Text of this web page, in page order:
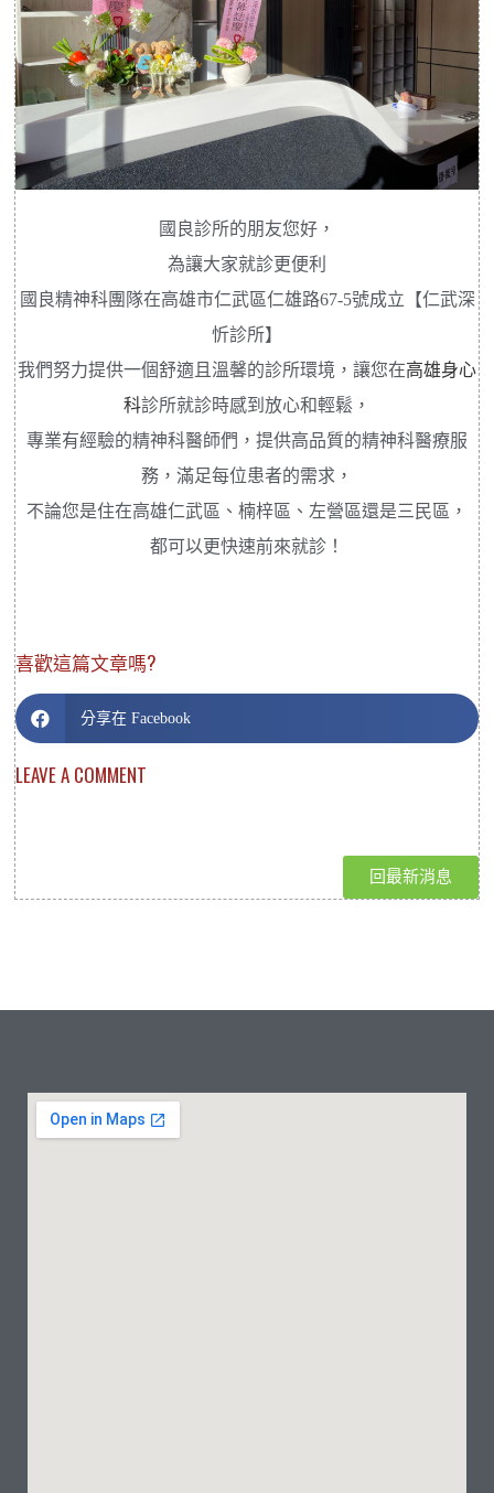
國良診所的朋友您好，
為讓大家就診更便利
國良精神科團隊在高雄市仁武區仁雄路67-5號成立【仁武深
忻診所】
我們努力提供一個舒適且溫馨的診所環境，讓您在高雄身心
科診所就診時感到放心和輕鬆，
專業有經驗的精神科醫師們，提供高品質的精神科醫療服
務，滿足每位患者的需求，
不論您是住在高雄仁武區、楠梓區、左營區還是三民區，
都可以更快速前來就診！
喜歡這篇文章嗎?
分享在 Facebook
LEAVE A COMMENT
回最新消息